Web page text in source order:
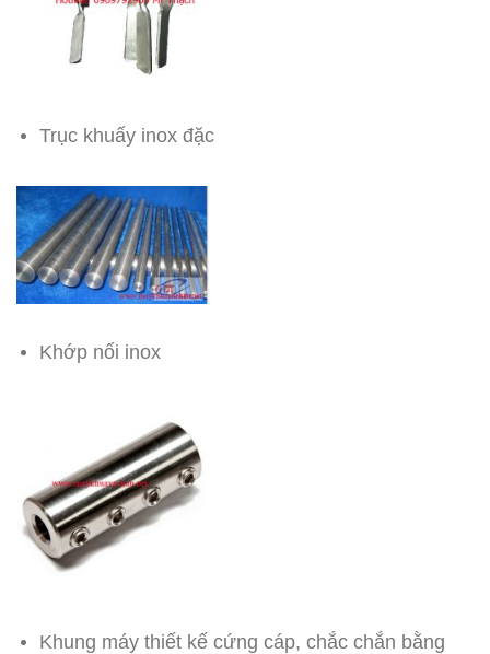
Trục khuấy inox đặc
Khớp nối inox
Khung máy thiết kế cứng cáp, chắc chắn bằng